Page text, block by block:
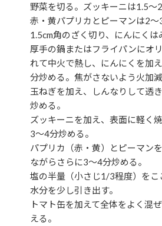
野菜を切る。ズッキーニは1.5〜
赤・黄パプリカとピーマンは2
1.5cm角のざく切り、にんにくは
厚手の鍋またはフライパンにオ
れて中火で熱し、にんにくを加
分炒める。焦がさないよう火加減
玉ねぎを加え、しんなりして透
炒める。
ズッキーニを加え、表面に軽く
3〜4分炒める。
パプリカ（赤・黄）とピーマン
ながらさらに3〜4分炒める。
塩の半量（小さじ1/3程度）をこ
水分を少し引き出す。
トマト缶を加えて全体をよく混
える。